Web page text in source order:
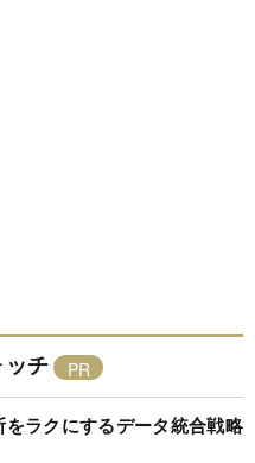
ッチ
ラクにするデータ統合戦略